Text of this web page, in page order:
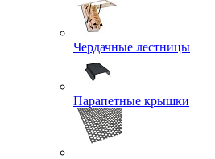
Чердачные лестницы
Парапетные крышки